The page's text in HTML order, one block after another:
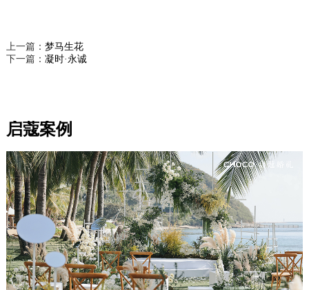
上一篇： 梦马生花
下一篇： 凝时·永诚
启蔻案例